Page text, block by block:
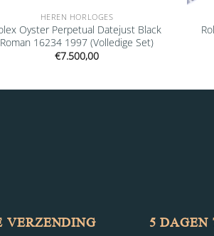
HEREN HORLOGES
Oyster Perpetual Datejust Black
Roman 16234 1997 (Volledige Set)
€7.500,00
VERZENDING 5 DAGEN